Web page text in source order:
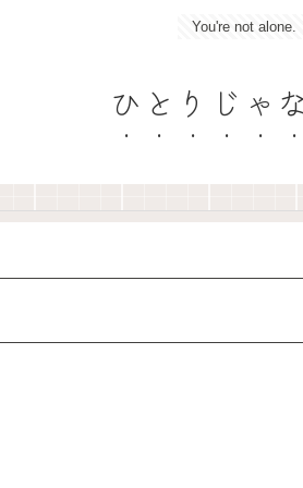
You're not alone.
ひとりじゃ